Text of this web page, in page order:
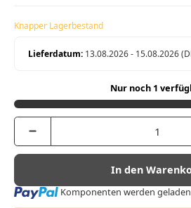
Knapper Lagerbestand
Lieferdatum: 13.08.2026 - 15.08.2026
Nur noch 1
In den
Loading... Komponenten werden